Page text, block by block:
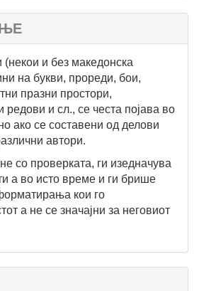
и без македонска
на букви, прореди, бои,
празни простори,
редови и сл., се честа појава во
ако се составени од делови
автори.
со проверката, ги изедначува
а во исто време и ги брише
кои го
а не се значајни за неговиот